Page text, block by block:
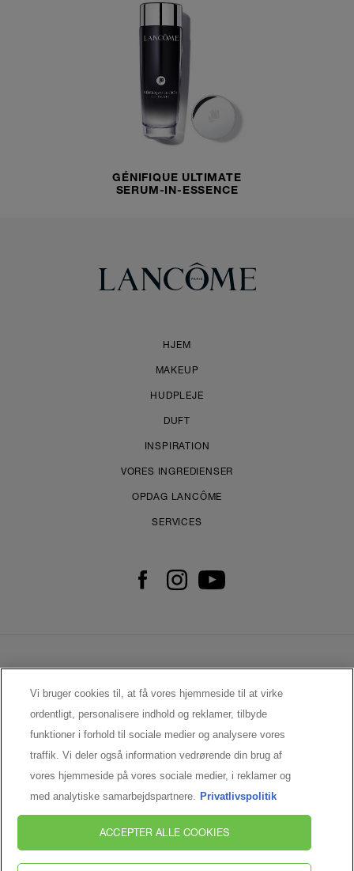
GÉNIFIQUE ULTIMATE
SERUM-IN-ESSENCE
HJEM
MAKEUP
HUDPLEJE
DUFT
INSPIRATION
VORES INGREDIENSER
OPDAG LANCÔME
SERVICES
KAMPAGNEVILKÅR RÉNERGIE
PRIVATLIVSPOLITIK
BRUGERBETINGELSER
MANUFACTURER INFORMATION
LANCÔME PARIS
14 rue Royale, 75008 Paris, France
kontakt@loreal.com
Vi bruger cookies til, at få vores hjemmeside til at virke
ordentligt, personalisere indhold og reklamer, tilbyde
funktioner i forhold til sociale medier og analysere vores
traffik. Vi deler også information vedrørende din brug af
vores hjemmeside på vores sociale medier, i reklamer og
med analytiske samarbejdspartnere. Privatlivspolitik
ACCEPTER ALLE COOKIES